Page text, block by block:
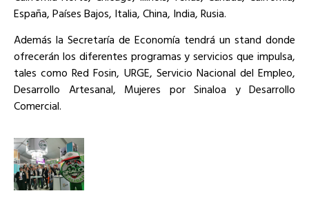
España, Países Bajos, Italia, China, India, Rusia.
Además la Secretaría de Economía tendrá un stand donde
ofrecerán los diferentes programas y servicios que impulsa,
tales como Red Fosin, URGE, Servicio Nacional del Empleo,
Desarrollo Artesanal, Mujeres por Sinaloa y Desarrollo
Comercial.